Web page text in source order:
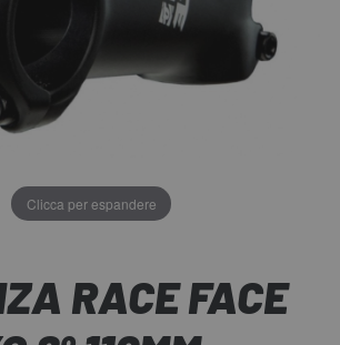
Clicca per espandere
RACE FACE